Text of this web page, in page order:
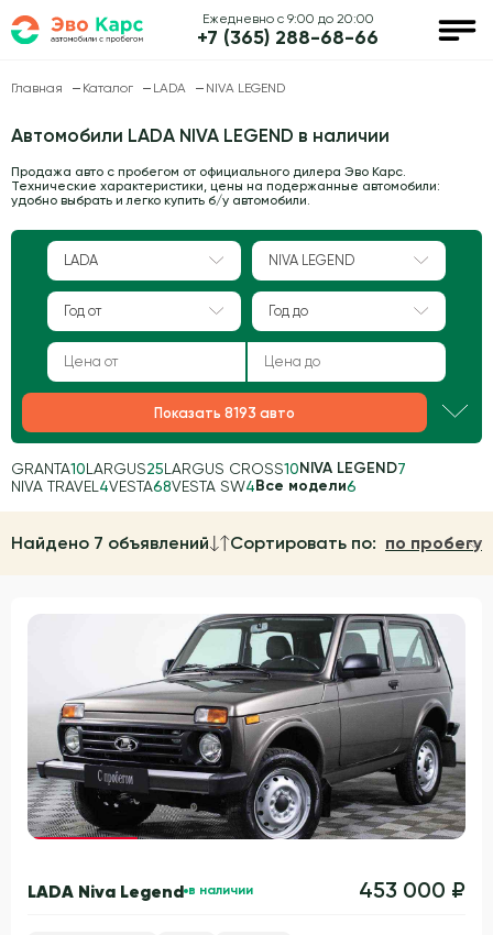
Ежедневно с 9:00 до 20:00
+7 (365) 288-68-66
Главная Каталог LADA NIVA LEGEND
Автомобили LADA NIVA LEGEND в наличии
Продажа авто с пробегом от официального дилера Эво Карс.
Технические характеристики, цены на подержанные автомобили:
удобно выбрать и легко купить б/у автомобили.
LADA NIVA LEGEND
Год от Год до
Показать 8193 авто
GRANTA10LARGUS25LARGUS CROSS10NIVA LEGEND7
NIVA TRAVEL 4VESTA68VESTA SW4Все модели6
Найдено 7 объявлений Сортировать по: по пробегу
Гарантия 3 года
LADA Niva Legend в наличии 453 000 ₽